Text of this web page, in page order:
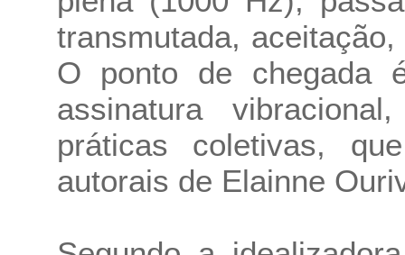
transmutada,
O ponto de chegada
assinatura
práticas coletivas,
autorais de Elainne